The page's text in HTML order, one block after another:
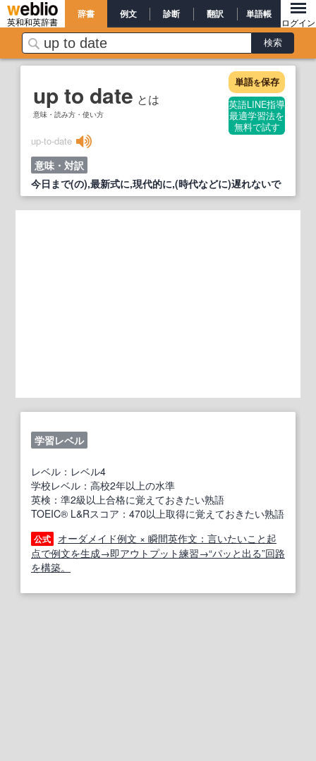
英和和英辞書
辞書 例文 診断 翻訳 単語帳
ログイン
up to date とは
意味・読み方・使い方
単語を保存
英語LINE指導
最適学習法を
無料で試す
up‐to‐date
意味・対訳
今日まで(の),最新式に,現代的に,(時代などに)遅れないで
学習レベル
レベル：レベル4
学校レベル：高校2年以上の水準
英検：準2級以上合格に覚えておきたい熟語
TOEIC® L&Rスコア：470以上取得に覚えておきたい熟語
公式
オーダメイド例文 × 瞬間英作文：言いたいこと起
点で例文を生成→即アウトプット練習→“パッと出る”回路
を構築。